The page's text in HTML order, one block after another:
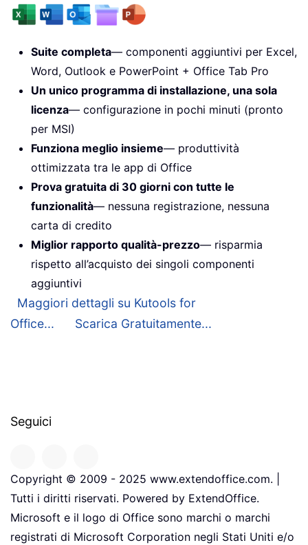
Suite completa— componenti aggiuntivi per Excel,
Word, Outlook e PowerPoint + Office Tab Pro
Un unico programma di installazione, una sola
licenza— configurazione in pochi minuti (pronto
per MSI)
Funziona meglio insieme— produttività
ottimizzata tra le app di Office
Prova gratuita di 30 giorni con tutte le
funzionalità— nessuna registrazione, nessuna
carta di credito
Miglior rapporto qualità-prezzo— risparmia
rispetto all’acquisto dei singoli componenti
aggiuntivi
Maggiori dettagli su Kutools for
Office...
Scarica Gratuitamente...
Seguici
Copyright © 2009 - 2025 www.extendoffice.com. |
Tutti i diritti riservati. Powered by ExtendOffice.
Microsoft e il logo di Office sono marchi o marchi
registrati di Microsoft Corporation negli Stati Uniti e/o